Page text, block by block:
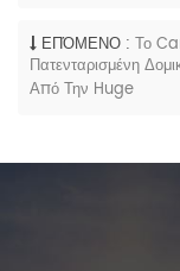
ΕΠΌΜΕΝΟ : Το
Πατενταρισμένη
Από Την Huge